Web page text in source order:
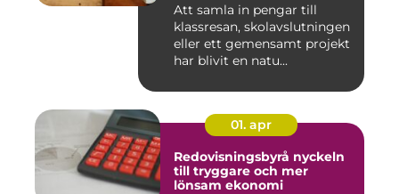
Att samla in pengar till
klassresan, skolavslutningen
eller ett gemensamt projekt
har blivit en natu...
01. apr
Redovisningsbyrå nyckeln
till tryggare och mer
lönsam ekonomi